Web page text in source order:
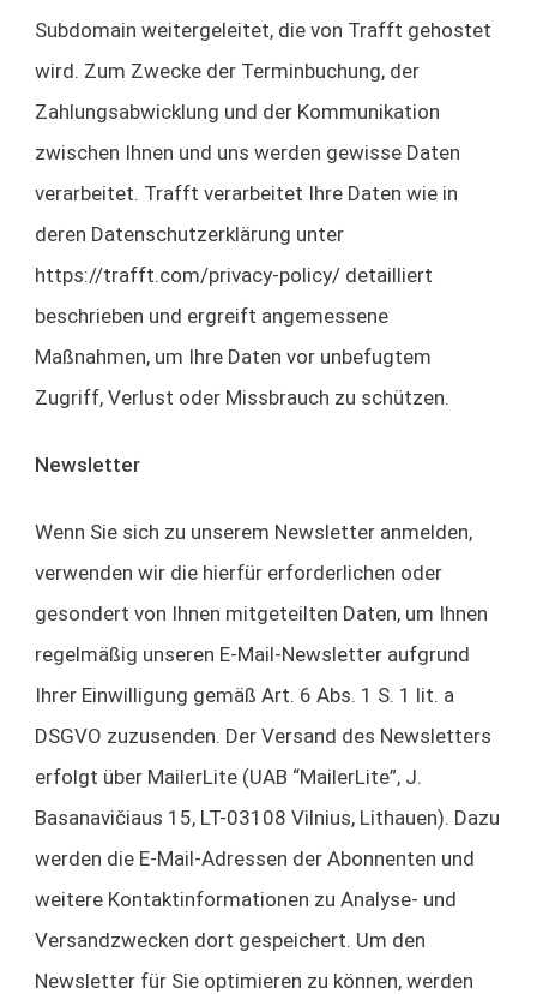
Subdomain weitergeleitet, die von Trafft gehostet
wird. Zum Zwecke der Terminbuchung, der
Zahlungsabwicklung und der Kommunikation
zwischen Ihnen und uns werden gewisse Daten
verarbeitet. Trafft verarbeitet Ihre Daten wie in
deren Datenschutzerklärung unter
https://trafft.com/privacy-policy/ detailliert
beschrieben und ergreift angemessene
Maßnahmen, um Ihre Daten vor unbefugtem
Zugriff, Verlust oder Missbrauch zu schützen.
Newsletter
Wenn Sie sich zu unserem Newsletter anmelden,
verwenden wir die hierfür erforderlichen oder
gesondert von Ihnen mitgeteilten Daten, um Ihnen
regelmäßig unseren E-Mail-Newsletter aufgrund
Ihrer Einwilligung gemäß Art. 6 Abs. 1 S. 1 lit. a
DSGVO zuzusenden. Der Versand des Newsletters
erfolgt über MailerLite (UAB “MailerLite”, J.
Basanavičiaus 15, LT-03108 Vilnius, Lithauen). Dazu
werden die E-Mail-Adressen der Abonnenten und
weitere Kontaktinformationen zu Analyse- und
Versandzwecken dort gespeichert. Um den
Newsletter für Sie optimieren zu können, werden